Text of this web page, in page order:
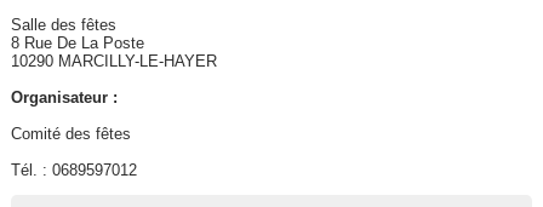
Salle des fêtes
8 Rue De La Poste
10290 MARCILLY-LE-HAYER
Organisateur :
Comité des fêtes
Tél. : 0689597012